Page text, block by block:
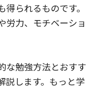
られるものです。
労力、モチベーショ
な勉強方法とおすす
説します。もっと学